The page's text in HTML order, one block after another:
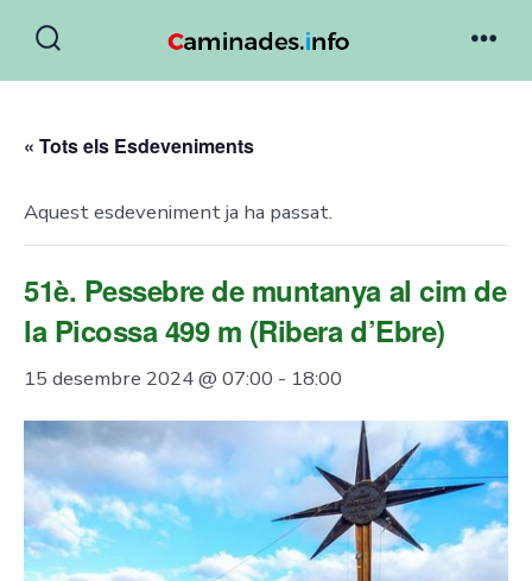
Toggle
« Tots els Esdeveniments
Aquest esdeveniment ja ha passat.
51è. Pessebre de muntanya al cim de
la Picossa 499 m (Ribera d’Ebre)
15 desembre 2024 @ 07:00 - 18:00